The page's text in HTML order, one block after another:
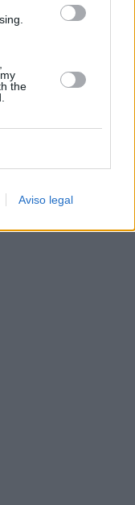
the
Aviso legal